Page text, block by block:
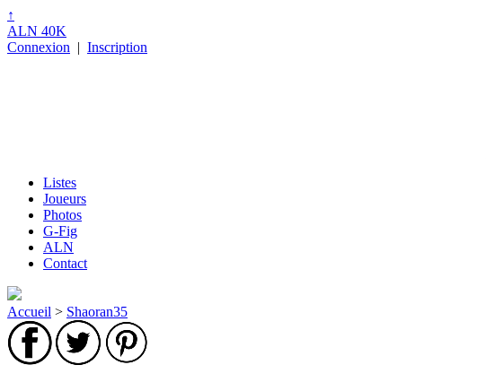
↑
ALN 40K
Connexion | Inscription
Listes
Joueurs
Photos
G-Fig
ALN
Contact
Accueil > Shaoran35